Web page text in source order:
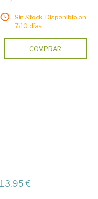
Sin Stock. Disponible en
7/10 días.
COMPRAR
13,95 €